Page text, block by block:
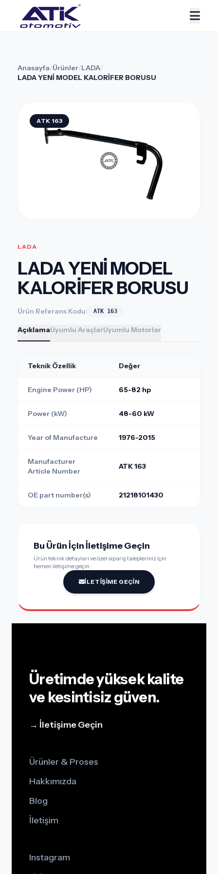
Anasayfa/Ürünler/LADA/
LADA YENİ MODEL KALORİFER BORUSU
ATK 163
LADA
LADA YENİ MODEL
KALORİFER BORUSU
Ürün Referans Kodu: ATK 163
AçıklamaUyumlu AraçlarUyumlu Motorlar
Teknik Özellik Değer
Engine Power (HP) 65-82 hp
Power (kW) 48-60 kW
Year of Manufacture 1976-2015
Manufacturer
Article Number
ATK 163
OE part number(s) 21218101430
Bu Ürün İçin İletişime Geçin
Ürün teknik detayları ve özel sipariş talepleriniz için
hemen iletişime geçin.
İLETIŞIME GEÇIN
Üretimde yüksek kalite
ve kesintisiz güven.
→ İletişime Geçin
Ürünler & Proses
Hakkımızda
Blog
İletişim
Instagram